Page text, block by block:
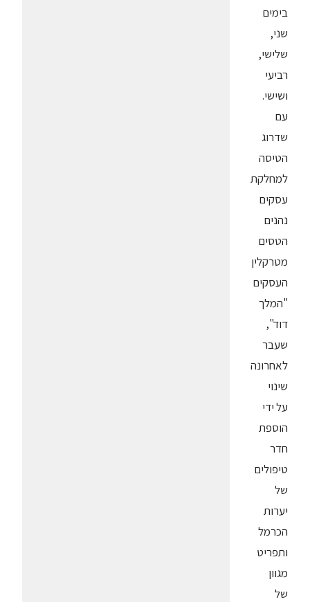
בימים
שני,
שלישי,
רביעי
ושישי.
עם
שדרוג
הטיסה
למחלקת
עסקים
נהנים
הטסים
מטרקלין
העסקים
"המלך
דוד",
שעבר
לאחרונה
שינוי
על ידי
הוספת
חדר
טיפולים
של
יערות
הכרמל
ותפריט
מגוון
של